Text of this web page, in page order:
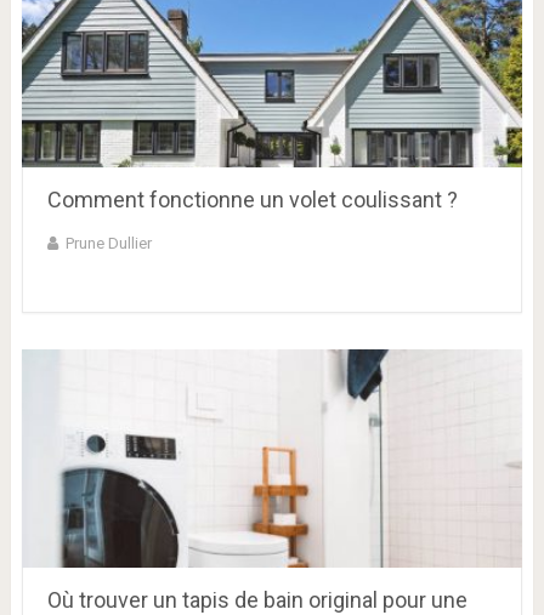
Comment fonctionne un volet coulissant ?
Prune Dullier
Où trouver un tapis de bain original pour une